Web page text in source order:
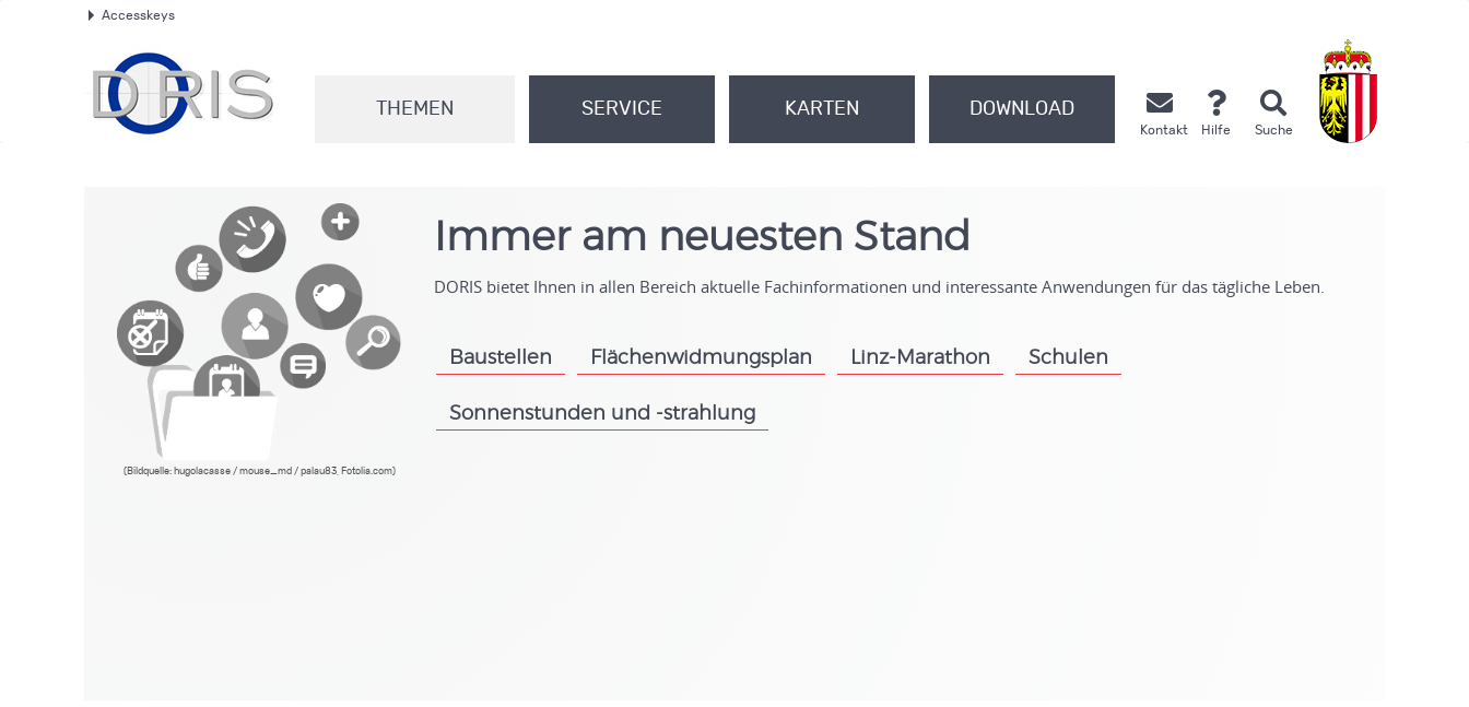
Accesskeys
THEMEN SERVICE KARTEN DOWNLOAD
Kontakt Hilfe Suche
(Bildquelle: hugolacasse / mouse_md / palau83, Fotolia.com)
Immer am neuesten Stand
DORIS bietet Ihnen in allen Bereich aktuelle Fachinformationen und interessante Anwendungen für das tägliche Leben.
Baustellen Flächenwidmungsplan
.
Linz-Marathon Schulen
Sonnenstunden und -strahlung